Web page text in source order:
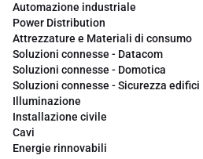
Automazione industriale
Power Distribution
Attrezzature e Materiali di consumo
Soluzioni connesse - Datacom
Soluzioni connesse - Domotica
Soluzioni connesse - Sicurezza edifici
Illuminazione
Installazione civile
Cavi
Energie rinnovabili